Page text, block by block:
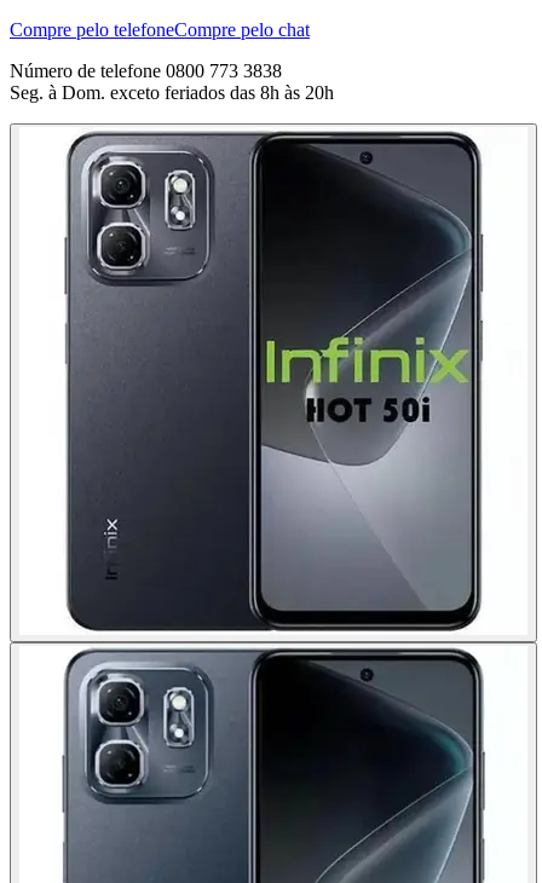
Compre pelo telefoneCompre pelo chat
Número de telefone 0800 773 3838
Seg. à Dom. exceto feriados das 8h às 20h